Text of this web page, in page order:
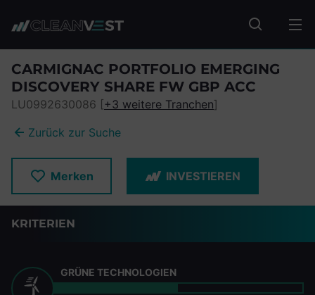
Fonds
CARMIGNAC PORTFOLIO EMERGING
DISCOVERY SHARE FW GBP ACC
LU0992630086 [+3 weitere Tranchen]
Zurück zur Suche
Merken INVESTIEREN
KRITERIEN
GRÜNE TECHNOLOGIEN